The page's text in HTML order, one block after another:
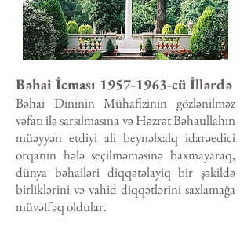
Bəhai İcması 1957-1963-cü İllərdə
Bəhai Dininin Mühafizinin gözlənilməz
vəfatı ilə sarsılmasına və Həzrət Bəhaullahın
müəyyən etdiyi ali beynəlxalq idarəedici
orqanın hələ seçilməməsinə baxmayaraq,
dünya bəhailəri diqqətəlayiq bir şəkildə
birliklərini və vahid diqqətlərini saxlamağa
müvəffəq oldular.